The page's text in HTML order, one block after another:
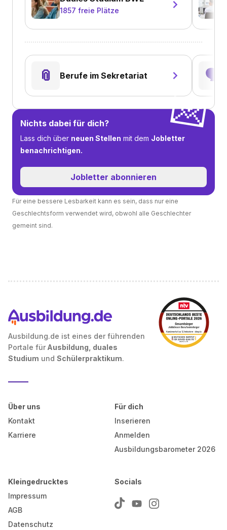
1857 freie Plätze
📎 Berufe im Sekretariat 🗣️
💌
Nichts dabei für dich?
Lass dich über neuen Stellen mit dem Jobletter
benachrichtigen.
Jobletter abonnieren
Für eine bessere Lesbarkeit kann es sein, dass nur eine
Geschlechtsform verwendet wird, obwohl alle Geschlechter
gemeint sind.
Ausbildung.de ist eines der führenden
Portale für Ausbildung, duales
Studium und Schülerpraktikum.
Über uns
Kontakt
Karriere
Für dich
Inserieren
Anmelden
Ausbildungsbarometer 2026
Kleingedrucktes
Impressum
AGB
Datenschutz
Socials